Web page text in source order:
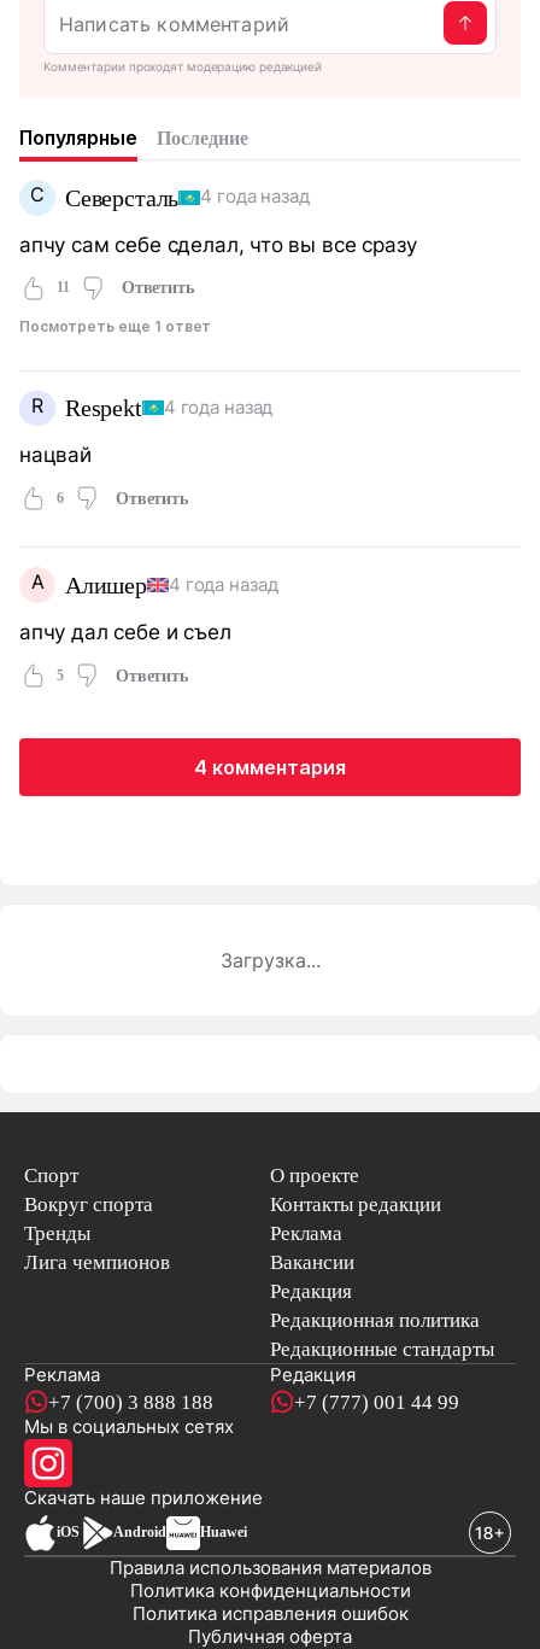
Комментарии проходят модерацию редакцией
Популярные Последние
С Северсталь 4 года назад
апчу сам себе сделал, что вы все сразу
11 Ответить
Посмотреть еще 1 ответ
R Respekt 4 года назад
нацвай
6 Ответить
А Алишер 4 года назад
апчу дал себе и съел
5 Ответить
4 комментария
Загрузка...
Спорт
Вокруг спорта
Тренды
Лига чемпионов
О проекте
Контакты редакции
Реклама
Вакансии
Редакция
Редакционная политика
Редакционные стандарты
Реклама
+7 (700) 3 888 188
Редакция
+7 (777) 001 44 99
Мы в социальных сетях
Скачать наше приложениеновостей
iOS Android Huawei
Публичная оферта
Политика исправления ошибок
Политика конфиденциальности
Правила использования материалов